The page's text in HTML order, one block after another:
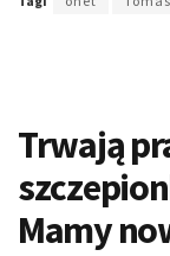
Trwają
Mamy